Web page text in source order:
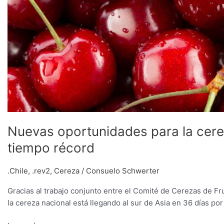
Nuevas oportunidades para la
tiempo récord
.Chile, .rev2, Cereza / Consuelo Schwerter
Gracias al trabajo conjunto entre el Comité de Cerezas de
la cereza nacional está llegando al sur de Asia en 36 días